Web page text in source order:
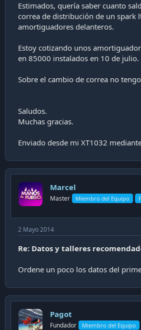
Estimados, quería saber cuanto
correa de distribución de un spark
amortiguadores delanteros.
Estoy cotizando unos
en 85000 instalados en 10 de julio.
Sobre el cambio de correa no
Saludos.
Muchas gracias.
Enviado desde mi XT1032
Marcel
Master Miembro del Equipo
2 Mayo 2014
Re: Datos y talleres
Ordene un poco los datos del
Pagot
Fundador Miembro del Equipo